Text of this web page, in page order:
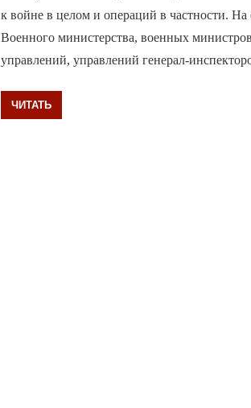
к войне в целом и операций в частности. На
Военного министерства, военных
управлений, управлений генерал-
ЧИТАТЬ